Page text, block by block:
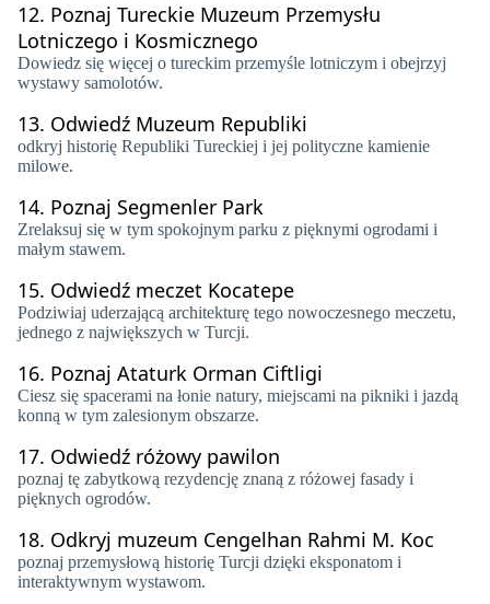
12. Poznaj Tureckie Muzeum Przemysłu
Lotniczego i Kosmicznego
Dowiedz się więcej o tureckim przemyśle lotniczym i obejrzyj
wystawy samolotów.
13. Odwiedź Muzeum Republiki
odkryj historię Republiki Tureckiej i jej polityczne kamienie
milowe.
14. Poznaj Segmenler Park
Zrelaksuj się w tym spokojnym parku z pięknymi ogrodami i
małym stawem.
15. Odwiedź meczet Kocatepe
Podziwiaj uderzającą architekturę tego nowoczesnego meczetu,
jednego z największych w Turcji.
16. Poznaj Ataturk Orman Ciftligi
Ciesz się spacerami na łonie natury, miejscami na pikniki i jazdą
konną w tym zalesionym obszarze.
17. Odwiedź różowy pawilon
poznaj tę zabytkową rezydencję znaną z różowej fasady i
pięknych ogrodów.
18. Odkryj muzeum Cengelhan Rahmi M. Koc
poznaj przemysłową historię Turcji dzięki eksponatom i
interaktywnym wystawom.